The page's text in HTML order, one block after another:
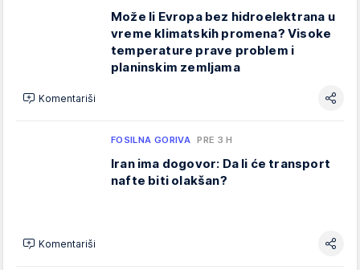
Može li Evropa bez hidroelektrana u
vreme klimatskih promena? Visoke
temperature prave problem i
planinskim zemljama
Komentariši
FOSILNA GORIVA PRE 3 H
Iran ima dogovor: Da li će transport
nafte biti olakšan?
Komentariši